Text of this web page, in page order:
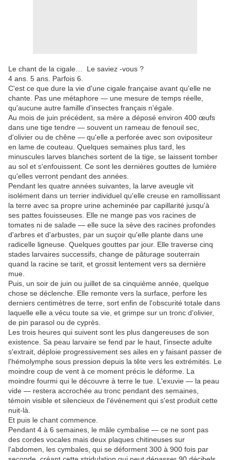
Le chant de la cigale… Le saviez -vous ?
4 ans. 5 ans. Parfois 6.
C'est ce que dure la vie d'une cigale française avant qu'elle ne
chante. Pas une métaphore — une mesure de temps réelle,
qu'aucune autre famille d'insectes français n'égale.
Au mois de juin précédent, sa mère a déposé environ 400 œufs
dans une tige tendre — souvent un rameau de fenouil sec,
d'olivier ou de chêne — qu'elle a perforée avec son ovipositeur
en lame de couteau. Quelques semaines plus tard, les
minuscules larves blanches sortent de la tige, se laissent tomber
au sol et s'enfouissent. Ce sont les dernières gouttes de lumière
qu'elles verront pendant des années.
Pendant les quatre années suivantes, la larve aveugle vit
isolément dans un terrier individuel qu'elle creuse en ramollissant
la terre avec sa propre urine acheminée par capillarité jusqu'à
ses pattes fouisseuses. Elle ne mange pas vos racines de
tomates ni de salade — elle suce la sève des racines profondes
d'arbres et d'arbustes, par un suçoir qu'elle plante dans une
radicelle ligneuse. Quelques gouttes par jour. Elle traverse cinq
stades larvaires successifs, change de pâturage souterrain
quand la racine se tarit, et grossit lentement vers sa dernière
mue.
Puis, un soir de juin ou juillet de sa cinquième année, quelque
chose se déclenche. Elle remonte vers la surface, perfore les
derniers centimètres de terre, sort enfin de l'obscurité totale dans
laquelle elle a vécu toute sa vie, et grimpe sur un tronc d'olivier,
de pin parasol ou de cyprès.
Les trois heures qui suivent sont les plus dangereuses de son
existence. Sa peau larvaire se fend par le haut, l'insecte adulte
s'extrait, déploie progressivement ses ailes en y faisant passer de
l'hémolymphe sous pression depuis la tête vers les extrémités. Le
moindre coup de vent à ce moment précis le déforme. La
moindre fourmi qui le découvre à terre le tue. L'exuvie — la peau
vide — restera accrochée au tronc pendant des semaines,
témoin visible et silencieux de l'événement qui s'est produit cette
nuit-là.
Et puis le chant commence.
Pendant 4 à 6 semaines, le mâle cymbalise — ce ne sont pas
des cordes vocales mais deux plaques chitineuses sur
l'abdomen, les cymbales, qui se déforment 300 à 900 fois par